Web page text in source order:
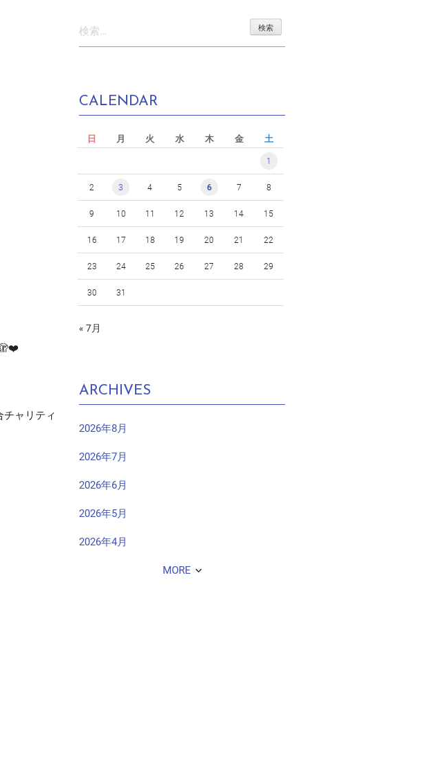
チャリティ
索:
CALENDAR
日 月 火 水 木 金 土
1
2 3 4 5 6 7 8
9 10 11 12 13 14 15
16 17 18 19 20 21 22
23 24 25 26 27 28 29
30 31
« 7月
ARCHIVES
2026年8月
2026年7月
2026年6月
2026年5月
2026年4月
MORE